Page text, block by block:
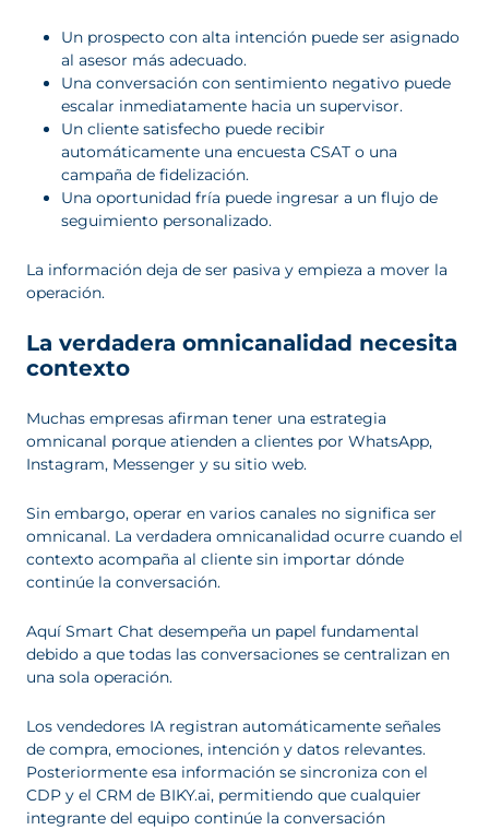
Un prospecto con alta intención puede ser asignado
al asesor más adecuado.
Una conversación con sentimiento negativo puede
escalar inmediatamente hacia un supervisor.
Un cliente satisfecho puede recibir
automáticamente una encuesta CSAT o una
campaña de fidelización.
Una oportunidad fría puede ingresar a un flujo de
seguimiento personalizado.
La información deja de ser pasiva y empieza a mover la
operación.
La verdadera omnicanalidad necesita
contexto
Muchas empresas afirman tener una estrategia
omnicanal porque atienden a clientes por WhatsApp,
Instagram, Messenger y su sitio web.
Sin embargo, operar en varios canales no significa ser
omnicanal. La verdadera omnicanalidad ocurre cuando el
contexto acompaña al cliente sin importar dónde
continúe la conversación.
Aquí Smart Chat desempeña un papel fundamental
debido a que todas las conversaciones se centralizan en
una sola operación.
Los vendedores IA registran automáticamente señales
de compra, emociones, intención y datos relevantes.
Posteriormente esa información se sincroniza con el
CDP y el CRM de BIKY.ai, permitiendo que cualquier
integrante del equipo continúe la conversación